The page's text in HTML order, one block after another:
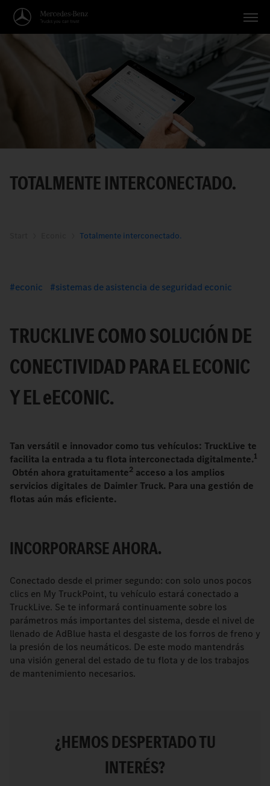
Aplicaciones
Temas
Español
TOTALMENTE INTERCONECTADO.
Totalmente interconectado.
econic sistemas de asistencia de seguridad econic
TRUCKLIVE COMO SOLUCIÓN DE
CONECTIVIDAD PARA EL ECONIC
Y ELeECONIC.
Tan versátil e innovador como tus vehículos: TruckLive te
facilita la entrada a tu flota interconectada digitalmente.1
Obtén ahora gratuitamente2 acceso a los amplios
servicios digitales de Daimler Truck. Para una gestión de
flotas aún más eficiente.
INCORPORARSE AHORA.
Conectado desde el primer segundo: con solo unos pocos
clics en My TruckPoint, tu vehículo estará conectado a
TruckLive. Se te informará continuamente sobre los
parámetros más importantes del sistema, desde el nivel de
llenado de AdBlue hasta el desgaste de los forros de freno y
la presión de los neumáticos. De este modo mantendrás
una visión general del estado de tu flota y de los trabajos
de mantenimiento necesarios.
¿HEMOS DESPERTADO TU
INTERÉS?